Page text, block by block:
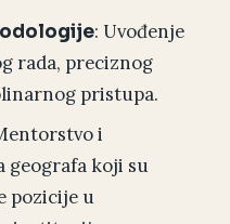
: Uvođenje
rada, preciznog
pristupa.
i
geografa koji su
pozicije u